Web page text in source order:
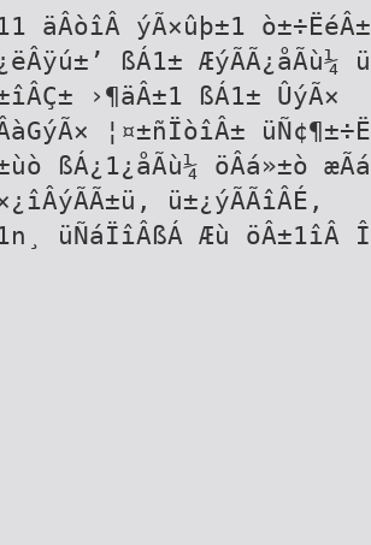
äÂòîÂ ýÃ×ûþ±1
ßÁ1± ÆýÃÃ¿åÃù¼
›¶äÂ±1 ßÁ1± ÛýÃ×
¦¤±ñÏòîÂ±
ßÁ¿1¿åÃù¼ öÂá»±ò
ü±¿ýÃÃîÂÉ,
üÑáÏîÂßÁ Æù